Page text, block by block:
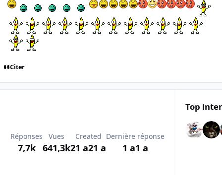
Citer
Réponses
7,7k
Vues
641,3k
Created
21 a21 a
Dernière réponse
1 a1 a
Top